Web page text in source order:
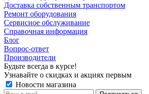
Доставка собственным транспортом
Ремонт оборудования
Сервисное обслуживание
Справочная информация
Блог
Вопрос-ответ
Производители
Будьте всегда в курсе!
Узнавайте о скидках и акциях первым
Новости магазина